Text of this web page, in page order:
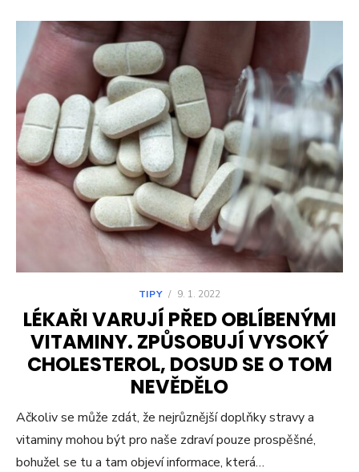
TIPY / 9. 1. 2022
LÉKAŘI VARUJÍ PŘED OBLÍBENÝMI
VITAMINY. ZPŮSOBUJÍ VYSOKÝ
CHOLESTEROL, DOSUD SE O TOM
NEVĚDĚLO
Ačkoliv se může zdát, že nejrůznější doplňky stravy a
vitaminy mohou být pro naše zdraví pouze prospěšné,
bohužel se tu a tam objeví informace, která…